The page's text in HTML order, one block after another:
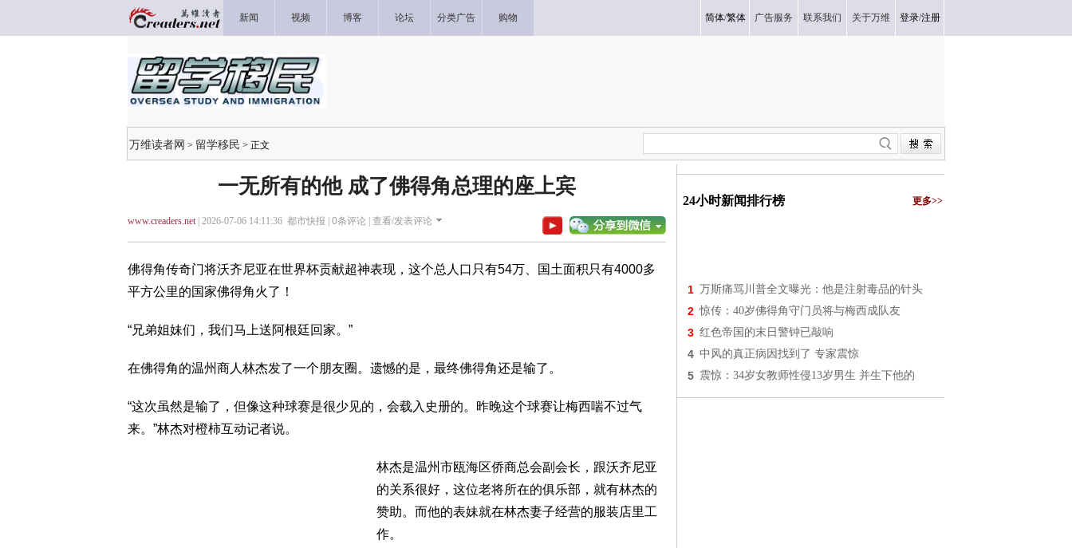
新闻 视频 博客 论坛 分类广告 购物 简体/繁体 广告服务 联系我们 关于万维 登录/注册
万维读者网 > 留学移民 > 正文
一无所有的他 成了佛得角总理的座上宾
www.creaders.net| 2026-07-06 14:11:36 都市快报 | 0条评论 | 查看/发表评论
佛得角传奇门将沃齐尼亚在世界杯贡献超神表现，这个总人口只有54万、国土面积只有4000多
平方公里的国家佛得角火了！
“兄弟姐妹们，我们马上送阿根廷回家。”
在佛得角的温州商人林杰发了一个朋友圈。遗憾的是，最终佛得角还是输了。
“这次虽然是输了，但像这种球赛是很少见的，会载入史册的。昨晚这个球赛让梅西喘不过气
来。”林杰对橙柿互动记者说。
林杰是温州市瓯海区侨商总会副会长，跟沃齐尼亚
的关系很好，这位老将所在的俱乐部，就有林杰的
赞助。而他的表妹就在林杰妻子经营的服装店里工
作。
24小时新闻排行榜 更多>>
1 万斯痛骂川普全文曝光：他是注射毒品的针头
2 惊传：40岁佛得角守门员将与梅西成队友
3 红色帝国的末日警钟已敲响
4 中风的真正病因找到了 专家震惊
5 震惊：34岁女教师性侵13岁男生 并生下他的